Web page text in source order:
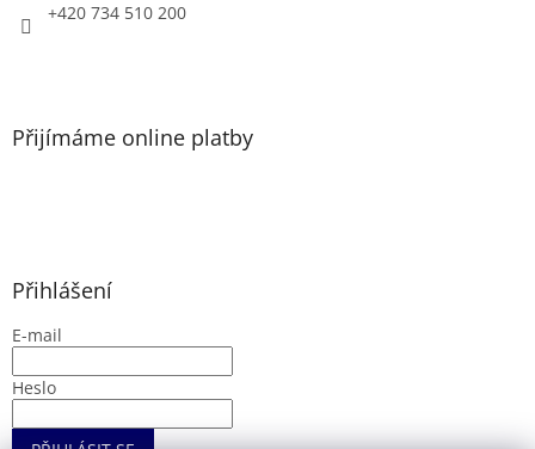
+420 734 510 200
Přijímáme online platby
Přihlášení
E-mail
Heslo